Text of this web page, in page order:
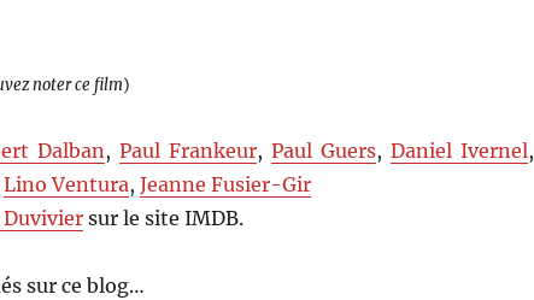
noter ce film)
Dalban , Paul Frankeur, Paul Guers, Daniel Ivernel,
Lino Ventura,Jeanne Fusier-Gir
Duvivier sur le site IMDB.
sur ce blog…